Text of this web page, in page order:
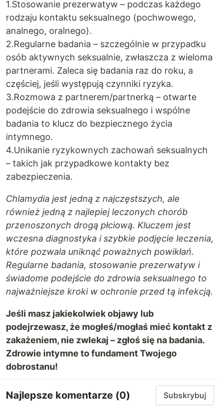
1.Stosowanie prezerwatyw – podczas każdego
rodzaju kontaktu seksualnego (pochwowego,
analnego, oralnego).
2.Regularne badania – szczególnie w przypadku
osób aktywnych seksualnie, zwłaszcza z wieloma
partnerami. Zaleca się badania raz do roku, a
częściej, jeśli występują czynniki ryzyka.
3.Rozmowa z partnerem/partnerką – otwarte
podejście do zdrowia seksualnego i wspólne
badania to klucz do bezpiecznego życia
intymnego.
4.Unikanie ryzykownych zachowań seksualnych
– takich jak przypadkowe kontakty bez
zabezpieczenia.
Chlamydia jest jedną z najczęstszych, ale
również jedną z najlepiej leczonych chorób
przenoszonych drogą płciową. Kluczem jest
wczesna diagnostyka i szybkie podjęcie leczenia,
które pozwala uniknąć poważnych powikłań.
Regularne badania, stosowanie prezerwatyw i
świadome podejście do zdrowia seksualnego to
najważniejsze kroki w ochronie przed tą infekcją.
Jeśli masz jakiekolwiek objawy lub
podejrzewasz, że mogłeś/mogłaś mieć kontakt z
zakażeniem, nie zwlekaj – zgłoś się na badania.
Zdrowie intymne to fundament Twojego
dobrostanu!
Najlepsze komentarze (0) Subskrybuj